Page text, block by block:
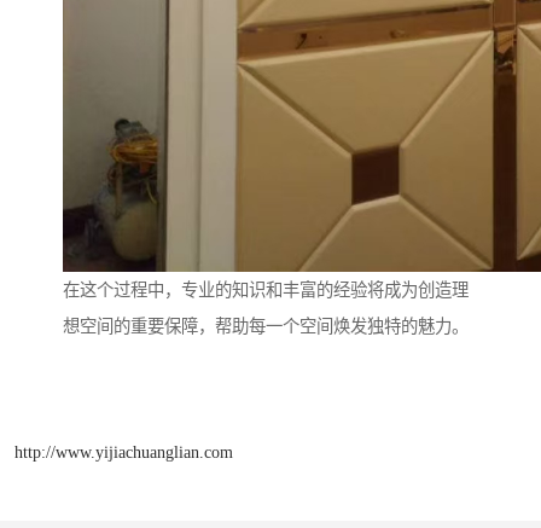
在这个过程中，专业的知识和丰富的经验将成为创造理
想空间的重要保障，帮助每一个空间焕发独特的魅力。
http://www.yijiachuanglian.com